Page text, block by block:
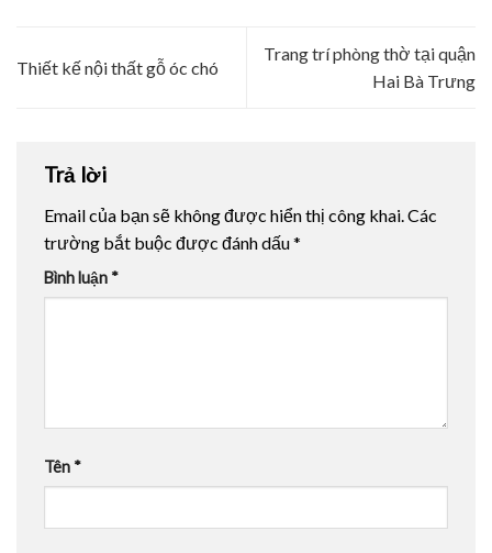
Thiết kế nội thất gỗ óc chó
Trang trí phòng thờ tại quận
Hai Bà Trưng
Trả lời
Email của bạn sẽ không được hiển thị công khai.Các
trường bắt buộc được đánh dấu*
Bình luận *
Tên *